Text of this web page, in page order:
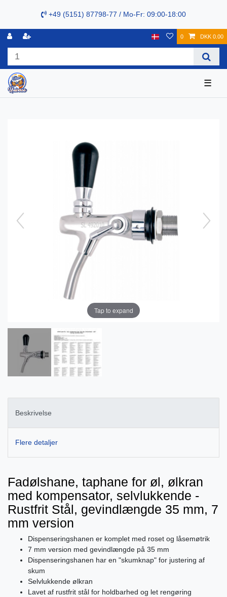
+49 (5151) 87798-77 / Mo-Fr: 09:00-18:00
0 DKK 0.00
☰
Tap to expand
Beskrivelse
Flere detaljer
Fadølshane, taphane for øl, ølkran
med kompensator, selvlukkende -
Rustfrit Stål, gevindlængde 35 mm, 7
mm version
Dispenseringshanen er komplet med roset og låsemøtrik
7 mm version med gevindlængde på 35 mm
Dispenseringshanen har en "skumknap" for justering af
skum
Selvlukkende ølkran
Lavet af rustfrit stål for holdbarhed og let rengøring